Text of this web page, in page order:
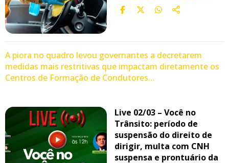
A piora no quadro levou governantes a decretarem
medidas mais restritivas que impactam diretamente os
Centros de Formação de Condutores…
Live 02/03 – Você no
Trânsito: período de
suspensão do direito de
dirigir, multa com CNH
suspensa e prontuário da